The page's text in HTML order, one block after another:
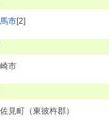
市[2]
市
見町（東彼杵郡）